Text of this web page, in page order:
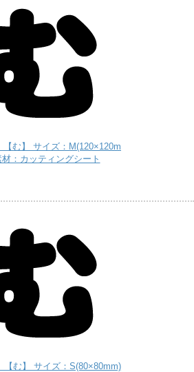
む】 サイズ：M(120×120m
材：カッティングシート
む】 サイズ：S(80×80mm)